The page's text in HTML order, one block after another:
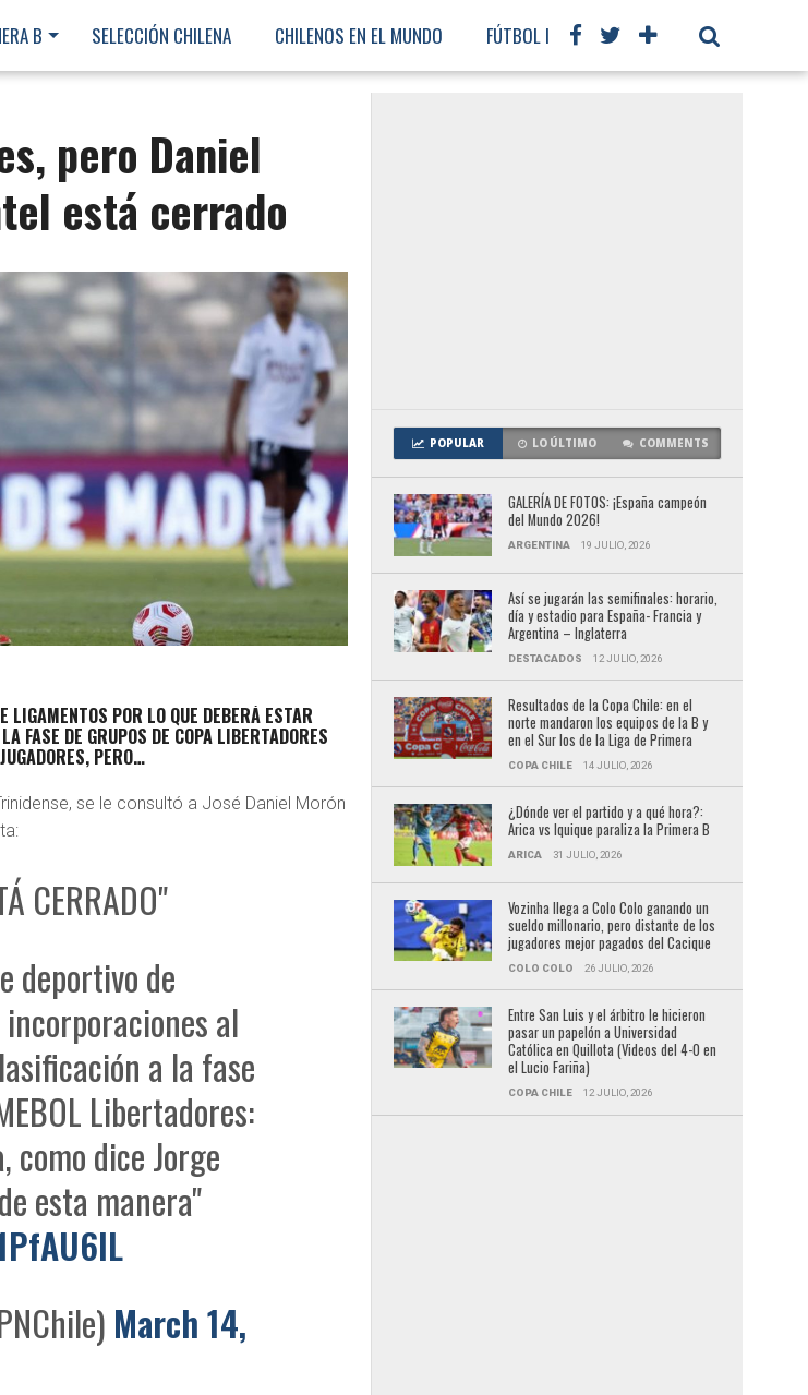
B SELECCIÓN CHILENA CHILENOS EN EL MUNDO FÚTBOL INTERNACIONAL
pero Daniel
está cerrado
LIGAMENTOS POR LO QUE DEBERÁ ESTAR
FASE DE GRUPOS DE COPA LIBERTADORES
PERO…
se le consultó a José Daniel Morón
CERRADO"
deportivo de
al
a la fase
Libertadores:
como dice Jorge
esta manera"
March 14,
POPULAR LO ÚLTIMO COMMENTS
GALERÍA DE FOTOS: ¡España campeón
del Mundo 2026!
ARGENTINA 19 JULIO, 2026
Así se jugarán las semifinales: horario,
día y estadio para España- Francia y
Argentina – Inglaterra
DESTACADOS 12 JULIO, 2026
Resultados de la Copa Chile: en el
norte mandaron los equipos de la B y
en el Sur los de la Liga de Primera
COPA CHILE 14 JULIO, 2026
¿Dónde ver el partido y a qué hora?:
Arica vs Iquique paraliza la Primera B
ARICA 31 JULIO, 2026
Vozinha llega a Colo Colo ganando un
sueldo millonario, pero distante de los
jugadores mejor pagados del Cacique
COLO COLO 26 JULIO, 2026
Entre San Luis y el árbitro le hicieron
pasar un papelón a Universidad
Católica en Quillota (Videos del 4-0 en
el Lucio Fariña)
COPA CHILE 12 JULIO, 2026